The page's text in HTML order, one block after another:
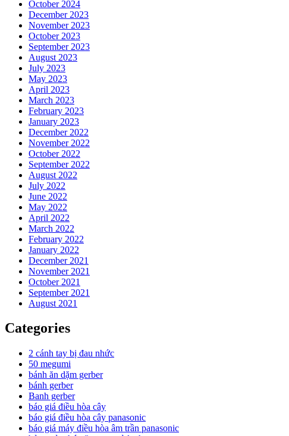
October 2024
December 2023
November 2023
October 2023
September 2023
August 2023
July 2023
May 2023
April 2023
March 2023
February 2023
January 2023
December 2022
November 2022
October 2022
September 2022
August 2022
July 2022
June 2022
May 2022
April 2022
March 2022
February 2022
January 2022
December 2021
November 2021
October 2021
September 2021
August 2021
Categories
2 cánh tay bị đau nhức
50 megumi
bánh ăn dặm gerber
bánh gerber
Banh gerber
báo giá điều hòa cây
báo giá điều hòa cây panasonic
báo giá máy điều hòa âm trần panasonic